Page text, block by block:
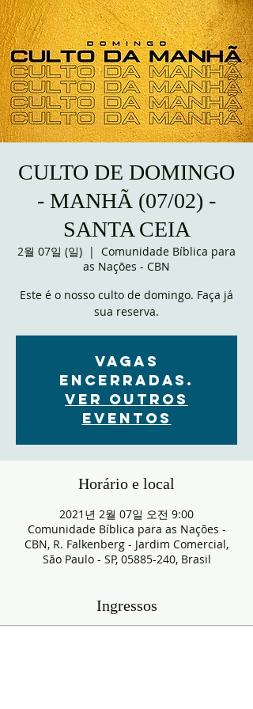
CULTO DE DOMINGO
- MANHÃ (07/02) -
SANTA CEIA
2월 07일 (일)
  |
Comunidade Bíblica para
as Nações - CBN
Este é o nosso culto de domingo. Faça já
sua reserva.
VAGAS
ENCERRADAS.
Ver outros
eventos
Horário e local
2021년 2월 07일 오전 9:00
Comunidade Bíblica para as Nações -
CBN, R. Falkenberg - Jardim Comercial,
São Paulo - SP, 05885-240, Brasil
Ingressos